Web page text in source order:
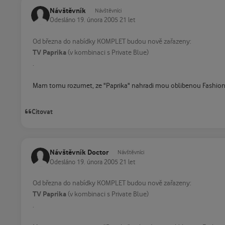
Návštěvník Návštěvníci
Odesláno 19. února 2005 21 let
Od března do nabídky KOMPLET budou nově zařazeny:
TV Paprika (v kombinaci s Private Blue)
.
Mam tomu rozumet, ze "Paprika" nahradi mou oblibenou Fashion
Citovat
Návštěvník Doctor Návštěvníci
Odesláno 19. února 2005 21 let
Od března do nabídky KOMPLET budou nově zařazeny:
TV Paprika (v kombinaci s Private Blue)
.